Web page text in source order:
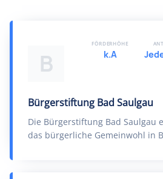
B
Bürgerstiftung Bad Saulgau
Die Bürgerstiftung Bad Saulgau
das bürgerliche Gemeinwohl in
FÖRDERHÖHE
k.A